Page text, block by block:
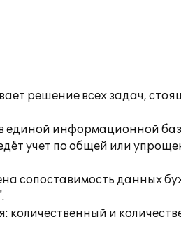
решение всех задач,
единой информационной
учет по общей или
сопоставимость данных
количественный и